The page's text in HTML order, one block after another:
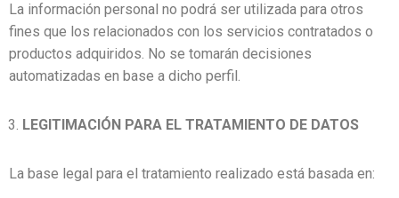
La información personal no podrá ser utilizada para otros
fines que los relacionados con los servicios contratados o
productos adquiridos. No se tomarán decisiones
automatizadas en base a dicho perfil.
LEGITIMACIÓN PARA EL TRATAMIENTO DE DATOS
La base legal para el tratamiento realizado está basada en: